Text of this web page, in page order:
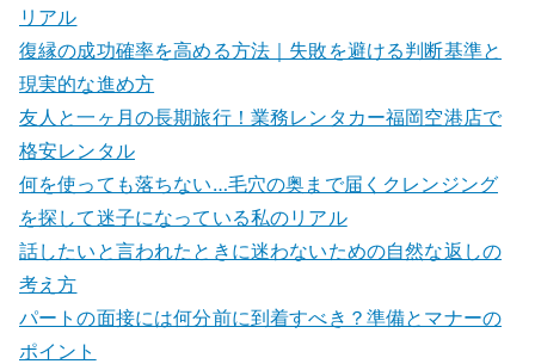
リアル
復縁の成功確率を高める方法｜失敗を避ける判断基準と
現実的な進め方
友人と一ヶ月の長期旅行！業務レンタカー福岡空港店で
格安レンタル
何を使っても落ちない…毛穴の奥まで届くクレンジング
を探して迷子になっている私のリアル
話したいと言われたときに迷わないための自然な返しの
考え方
パートの面接には何分前に到着すべき？準備とマナーの
ポイント